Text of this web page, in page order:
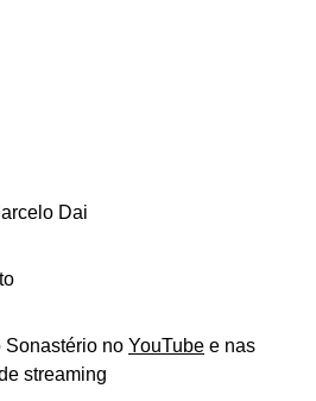
Dai
Sonastério no YouTube e nas
streaming